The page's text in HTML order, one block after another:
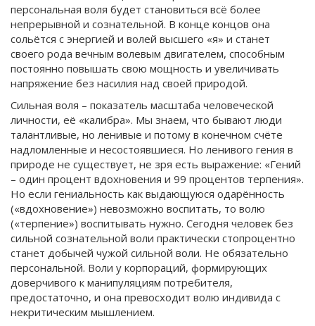
персональная воля будет становиться всё более
непрерывной и сознательной. В конце концов она
сольётся с энергией и волей высшего «я» и станет
своего рода вечным волевым двигателем, способным
постоянно повышать свою мощность и увеличивать
напряжение без насилия над своей природой.
Сильная воля – показатель масштаба человеческой
личности, её «калибра». Мы знаем, что бывают люди
талантливые, но ленивые и потому в конечном счёте
надломленные и несостоявшиеся. Но ленивого гения в
природе не существует, не зря есть выражение: «Гений
– один процент вдохновения и 99 процентов терпения».
Но если гениальность как выдающуюся одарённость
(«вдохновение») невозможно воспитать, то волю
(«терпение») воспитывать нужно. Сегодня человек без
сильной сознательной воли практически стопроцентно
станет добычей чужой сильной воли. Не обязательно
персональной. Воли у корпораций, формирующих
доверчивого к манипуляциям потребителя,
предостаточно, и она превосходит волю индивида с
некритическим мышлением.